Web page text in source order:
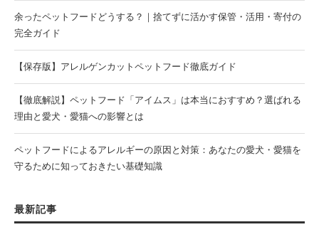
余ったペットフードどうする？｜捨てずに活かす保管・活用・寄付の
完全ガイド
【保存版】アレルゲンカットペットフード徹底ガイド
【徹底解説】ペットフード「アイムス」は本当におすすめ？選ばれる
理由と愛犬・愛猫への影響とは
ペットフードによるアレルギーの原因と対策：あなたの愛犬・愛猫を
守るために知っておきたい基礎知識
最新記事